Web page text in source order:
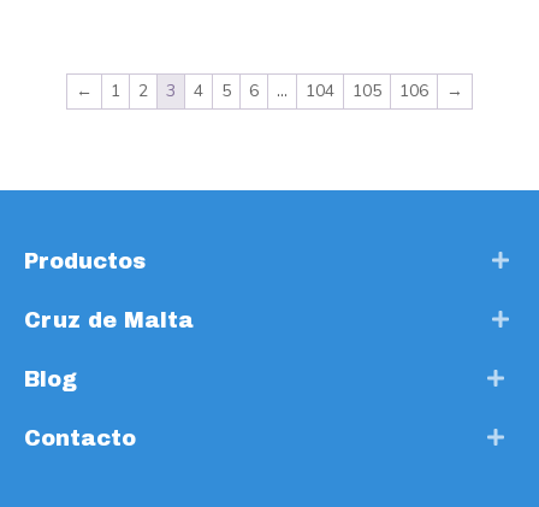
← 1 2 3 4 5 6 … 104 105 106 →
Productos
Cruz de Malta
Blog
Contacto